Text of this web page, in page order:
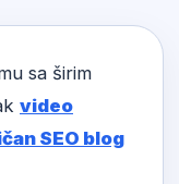
sa širim
video
SEO blog